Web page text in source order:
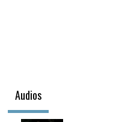
Audios